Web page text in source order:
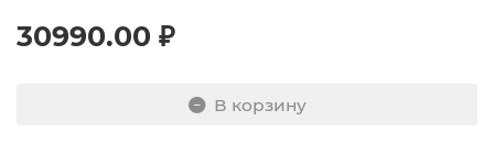
30990.00 ₽
В корзину